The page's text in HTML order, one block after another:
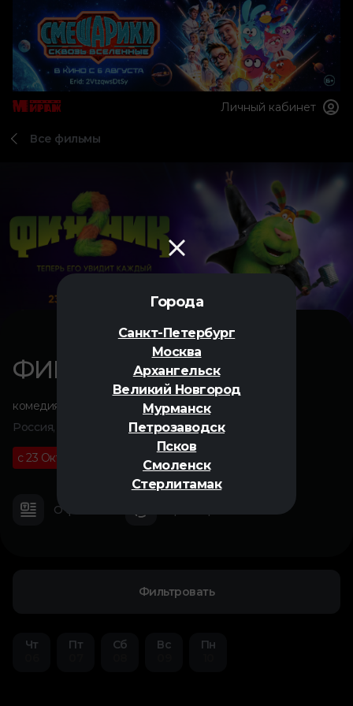
Города
Санкт-Петербург
Москва
Архангельск
Великий Новгород
Мурманск
Петрозаводск
Псков
Смоленск
Стерлитамак
Личный кабинет
Все фильмы
ФИННИК 2
комедия
Россия, 2025
с 23 Октября 01 ч 32 м
О фильме
Фильтровать
Чт
Пт
Сб
Вс
Пн